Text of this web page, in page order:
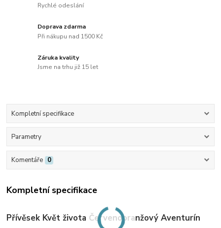
Rychlé odeslání
Doprava zdarma
Při nákupu nad 1500 Kč
Záruka kvality
Jsme na trhu již 15 let
Kompletní specifikace
Parametry
Komentáře 0
Kompletní specifikace
Přívěsek Květ života Červenooranžový Aventurín